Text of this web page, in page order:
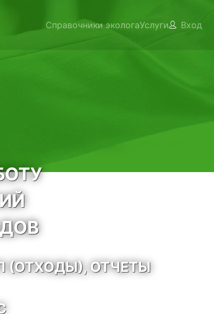
Справочники экологаУслуги Вход
(ОТХОДЫ), ОТЧЕТЫ